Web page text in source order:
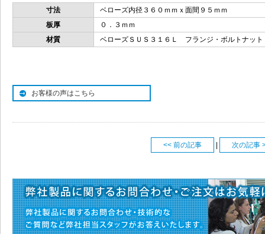
寸法
ベローズ内径３６０ｍｍｘ面間９５ｍｍ
板厚
０．３ｍｍ
材質
ベローズＳＵＳ３１６Ｌ フランジ・ボルトナッ
お客様の声はこちら
<< 前の記事 次の記事